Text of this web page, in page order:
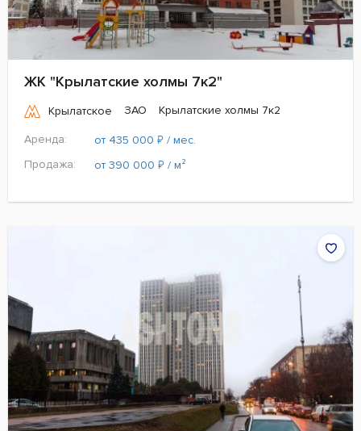
ЖК "Крылатские холмы 7к2"
Крылатское ЗАО Крылатские холмы 7к2
Аренда: от 435 000 ₽ / мес.
Продажа:
от 390 000 ₽ / м²